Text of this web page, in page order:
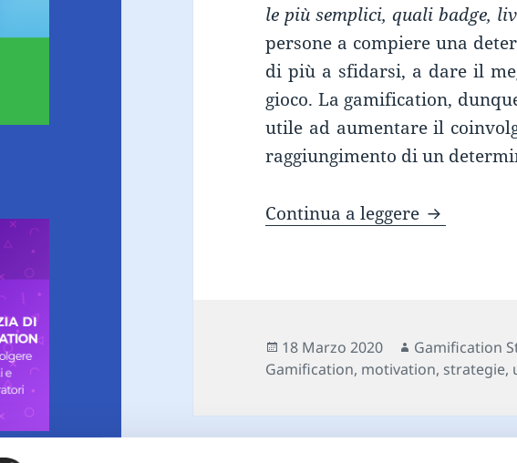
le più semplici, quali badge,
persone a compiere una
di più a sfidarsi, a dare il
gioco. La gamification,
utile ad aumentare il
raggiungimento di un
Continua a leggere LA
Scritto
il
18 Marzo 2020 Autore
Gamification
Gamification, motivation, strategie,